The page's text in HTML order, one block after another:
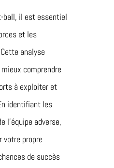
ball, il est essentiel
et les
analyse
comprendre
à exploiter et
identifiant les
l’équipe adverse,
votre propre
de succès